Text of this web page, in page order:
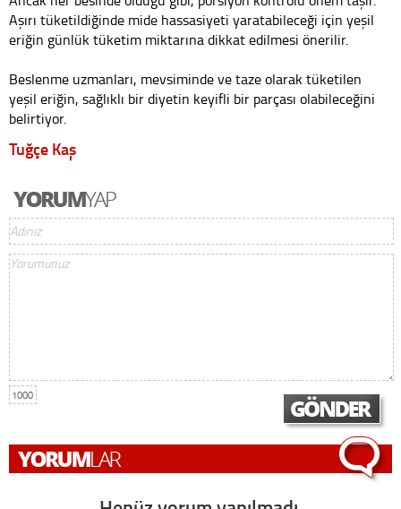
Aşırı tüketildiğinde mide hassasiyeti yaratabileceği için yeşil
eriğin günlük tüketim miktarına dikkat edilmesi önerilir.
Beslenme uzmanları, mevsiminde ve taze olarak tüketilen
yeşil eriğin, sağlıklı bir diyetin keyifli bir parçası olabileceğini
belirtiyor.
Tuğçe Kaş
1000